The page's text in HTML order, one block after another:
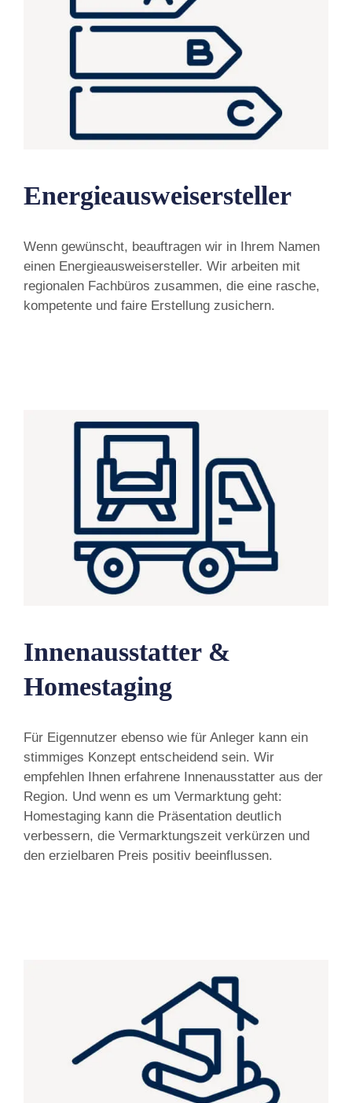
Energieausweisersteller
Wenn gewünscht, beauftragen wir in Ihrem Namen
einen Energieausweisersteller. Wir arbeiten mit
regionalen Fachbüros zusammen, die eine rasche,
kompetente und faire Erstellung zusichern.
Innenausstatter &
Homestaging
Für Eigennutzer ebenso wie für Anleger kann ein
stimmiges Konzept entscheidend sein. Wir
empfehlen Ihnen erfahrene Innenausstatter aus der
Region. Und wenn es um Vermarktung geht:
Homestaging kann die Präsentation deutlich
verbessern, die Vermarktungszeit verkürzen und
den erzielbaren Preis positiv beeinflussen.